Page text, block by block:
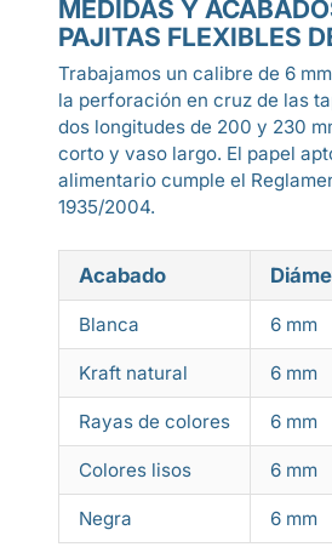
MEDIDAS Y
PAJITAS FLEXIBLES
Trabajamos un calibre de 6
la perforación en cruz de las
dos longitudes de 200 y 230
corto y vaso largo. El papel
alimentario cumple el
1935/2004.
Acabado
Blanca 6 mm
Kraft natural 6 mm
Rayas de colores 6 mm
Colores lisos 6 mm
Negra 6 mm